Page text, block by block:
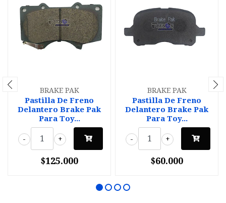
BRAKE PAK
Pastilla De Freno
Delantero Brake Pak
Para Toy...
+
-
$125.000
BRAKE PAK
Pastilla De Freno
Delantero Brake Pak
Para Toy...
+
-
$60.000